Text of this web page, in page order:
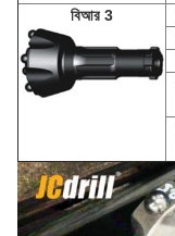
বিআর 3